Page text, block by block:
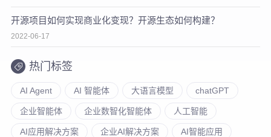
开源项目如何实现商业化变现？开源生态如何构建？
2022-06-17
热门标签
AI Agent AI 智能体 大语言模型 chatGPT
企业智能体 企业数智化智能体 人工智能
AI应用解决方案 企业AI解决方案 AI智能应用